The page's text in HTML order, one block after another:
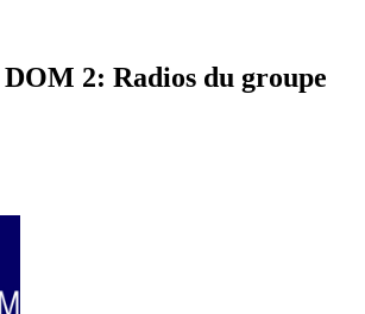
2: Radios du groupe